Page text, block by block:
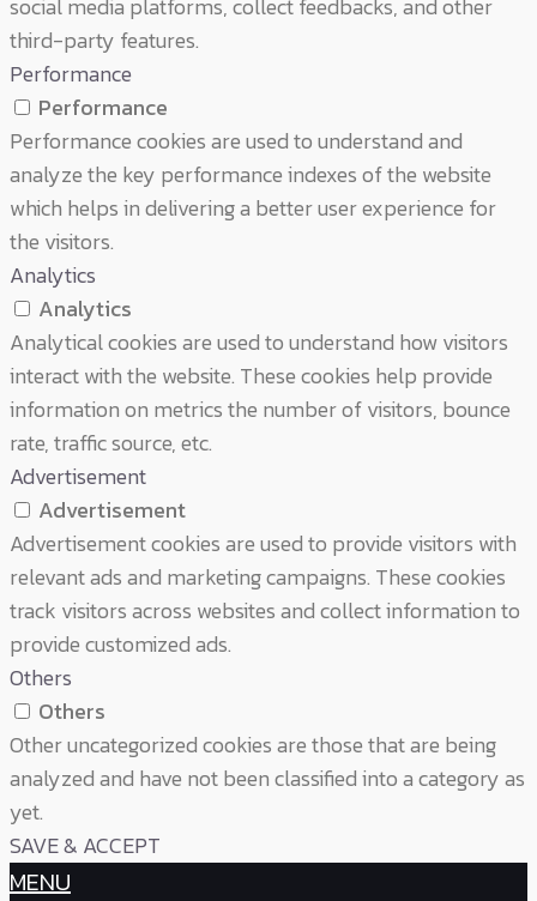
third-party features.
Performance
Performance
Performance cookies are used to understand and
analyze the key performance indexes of the website
which helps in delivering a better user experience for
the visitors.
Analytics
Analytics
Analytical cookies are used to understand how visitors
interact with the website. These cookies help provide
information on metrics the number of visitors, bounce
rate, traffic source, etc.
Advertisement
Advertisement
Advertisement cookies are used to provide visitors with
relevant ads and marketing campaigns. These cookies
track visitors across websites and collect information to
provide customized ads.
Others
Others
Other uncategorized cookies are those that are being
analyzed and have not been classified into a category as
yet.
SAVE & ACCEPT
MENU